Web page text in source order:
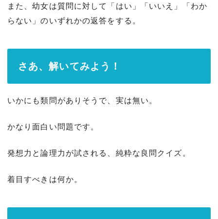
また、幼女は質問に対して「はい」「いいえ」「わか
らない」のいずれかの返答をする。
さあ、解いてみよう！
いかにも類問がありそうで、実は無い。
かなり面白い問題です。
発想力と論理力が試される、純粋な良問クイズ。
着目すべきは何か。